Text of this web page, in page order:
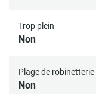
Trop plein
Non
Plage de robinetterie
Non